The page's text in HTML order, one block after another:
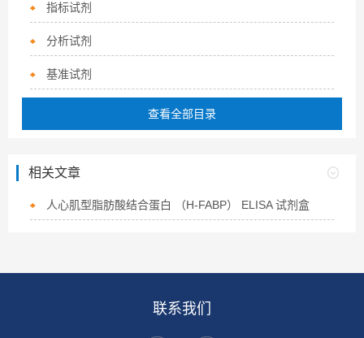
指标试剂
分析试剂
基准试剂
查看全部目录
相关文章
人心肌型脂肪酸结合蛋白 （H-FABP） ELISA 试剂盒
联系我们